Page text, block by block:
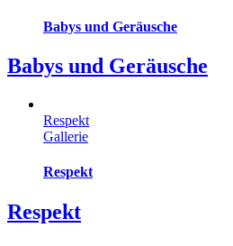
Babys und Geräusche
Babys und Geräusche
Respekt
Gallerie
Respekt
Respekt